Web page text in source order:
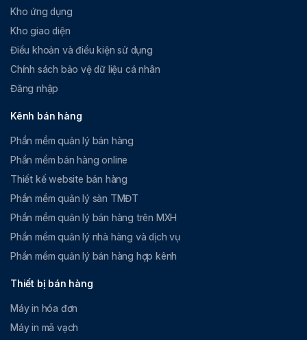
Kho ứng dụng
Kho giao diện
Điều khoản và điều kiện sử dụng
Chính sách bảo vệ dữ liệu cá nhân
Đăng nhập
Kênh bán hàng
Phần mềm quản lý bán hàng
Phần mềm bán hàng online
Thiết kế website bán hàng
Phần mềm quản lý sàn TMĐT
Phần mềm quản lý bán hàng trên MXH
Phần mềm quản lý nhà hàng và dịch vụ
Phần mềm quản lý bán hàng hợp kênh
Thiết bị bán hàng
Máy in hóa đơn
Máy in mã vạch